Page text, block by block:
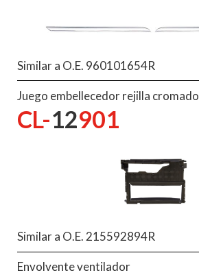
Similar a O.E. 960101654R
Juego embellecedor rejilla cromado
CL-12901
Similar a O.E. 215592894R
Envolvente ventilador